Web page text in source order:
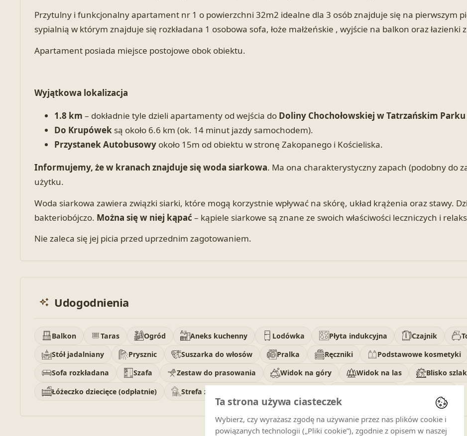
Przytulny i funkcjonalny apartament nr 1 o powierzchni 32m2 idealne dla 3 osób znajduje się na pierwszym
sypialnią w którym znajduje się rozkładana 1 osobowa sofa, łoże małżeńskie , wyjście na balkon oraz łazienki
Apartament posiada miejsce postojowe obok obiektu.
Wyjątkowa lokalizacja
1.8 km – dokładnie tyle dzieli apartamenty od wejścia do Doliny Chochołowskiej w Tatrzańskim
Do Krupówek są około 6.6 km (ok. 14 minut jazdy samochodem).
Przystanek Autobusowy około 15m od obiektu w stronę Zakopanego i Kościeliska.
Informujemy, że w kranach znajduje się woda siarkowa. Ma ona charakterystyczny zapach (podobny do
użytku.
Woda siarkowa zawiera związki siarki, które mogą korzystnie wpływać na skórę, układ krążenia oraz stawy.
bakteriobójczo. Można się w niej kąpać – kąpiele siarkowe są znane ze swoich właściwości leczniczych i
Nie zaleca się jej picia przed uprzednim zagotowaniem.
Udogodnienia
Balkon Taras Ogród Aneks kuchenny Lodówka Płyta indukcyjna Czajnik
Stół jadalniany
Prysznic Suszarka do włosów Pralka Ręczniki Podstawowe kosmetyki
Sofa rozkładana
Szafa Zestaw do prasowania Widok na góry Widok na las Blisko
Łóżeczko dziecięce (odpłatnie)
Strefa zabaw dla dzieci
Ta strona używa ciasteczek
Wybierz, czy wyrażasz zgodę na używanie przez nas plików cookie i
powiązanych technologii („Pliki cookie”), zgodnie z opisem w naszej